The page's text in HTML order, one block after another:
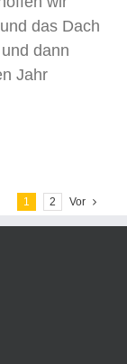
das Dach
dann
Jahr
1 2 Vor